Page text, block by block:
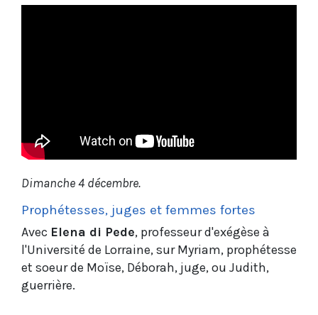
Dimanche 4 décembre.
Prophétesses, juges et femmes fortes
Avec Elena di Pede, professeur d'exégèse à
l'Université de Lorraine, sur Myriam, prophétesse
et soeur de Moïse, Déborah, juge, ou Judith,
guerrière.